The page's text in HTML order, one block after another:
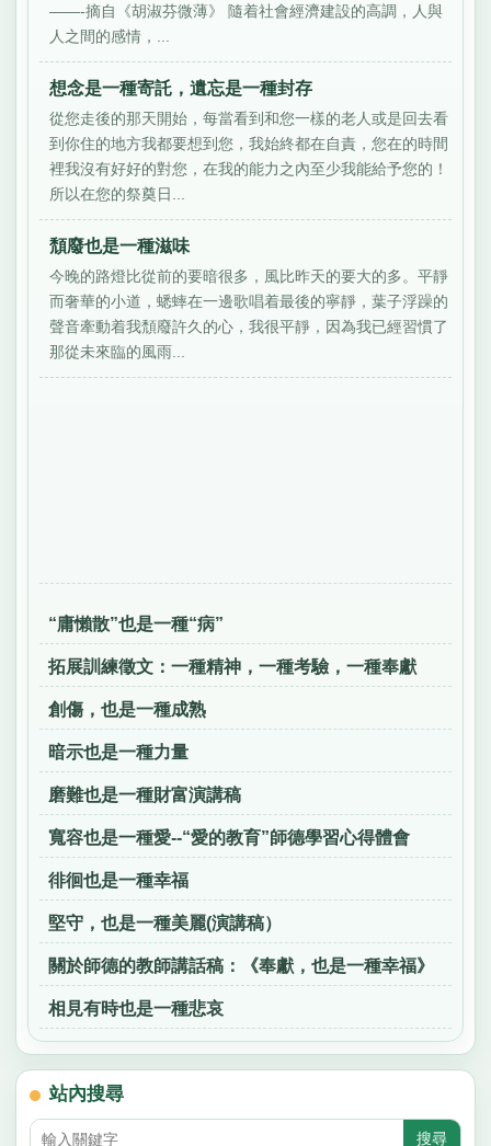
——-摘自《胡淑芬微薄》 隨着社會經濟建設的高調，人與
人之間的感情，...
想念是一種寄託，遺忘是一種封存
從您走後的那天開始，每當看到和您一樣的老人或是回去看
到你住的地方我都要想到您，我始終都在自責，您在的時間
裡我沒有好好的對您，在我的能力之內至少我能給予您的！
所以在您的祭奠日...
頹廢也是一種滋味
今晚的路燈比從前的要暗很多，風比昨天的要大的多。平靜
而奢華的小道，蟋蟀在一邊歌唱着最後的寧靜，葉子浮躁的
聲音牽動着我頹廢許久的心，我很平靜，因為我已經習慣了
那從未來臨的風雨...
“庸懶散”也是一種“病”
拓展訓練徵文：一種精神，一種考驗，一種奉獻
創傷，也是一種成熟
暗示也是一種力量
磨難也是一種財富演講稿
寬容也是一種愛--“愛的教育”師德學習心得體會
徘徊也是一種幸福
堅守，也是一種美麗(演講稿）
關於師德的教師講話稿：《奉獻，也是一種幸福》
相見有時也是一種悲哀
站內搜尋